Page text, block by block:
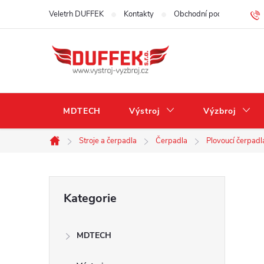
Veletrh DUFFEK Kontakty Obchodní podmínky
MDTECH Výstroj Výzbroj
Domů
Stroje a čerpadla Čerpadla Plovoucí
kategorie
Kategorie
MDTECH